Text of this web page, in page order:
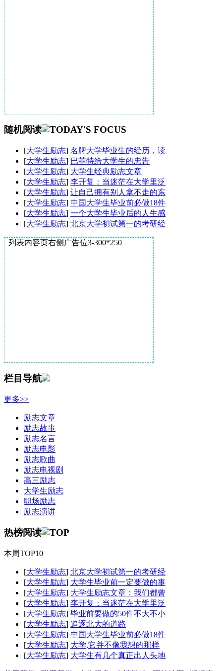
随机阅读
[大学生励志] 名牌大学毕业生的经历，读
[大学生励志] 巴菲特给大学生的忠告
[大学生励志] 大学生经典励志文章
[大学生励志] 李开复：当迷茫在大学里泛
[大学生励志] 让自己拥有别人拿不走的东
[大学生励志] 中国大学生毕业前必做18件
[大学生励志] 一个大学生毕业后的人生感
[大学生励志] 北京大学初试第一的考研经
列表内容页右侧广告位3-300*250
栏目导航
更多>>
励志文章
励志故事
励志名言
励志电影
励志歌曲
励志电视剧
高三励志
大学生励志
职场励志
励志演讲
热榜阅读
本周TOP10
[大学生励志] 北京大学初试第一的考研经
[大学生励志] 大学生毕业前一定要做的事
[大学生励志] 大学生励志文章：我们都曾
[大学生励志] 李开复：当迷茫在大学里泛
[大学生励志] 毕业前要做的50件不大不小
[大学生励志] 追逐北大的道路
[大学生励志] 中国大学生毕业前必做18件
[大学生励志] 大学,它并不像我想的那样
[大学生励志] 大学生有几个真正出人头地